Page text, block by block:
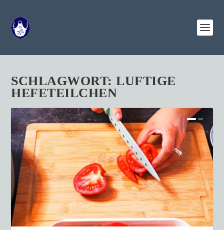
SCHLAGWORT:LUFTIGE
HEFETEILCHEN